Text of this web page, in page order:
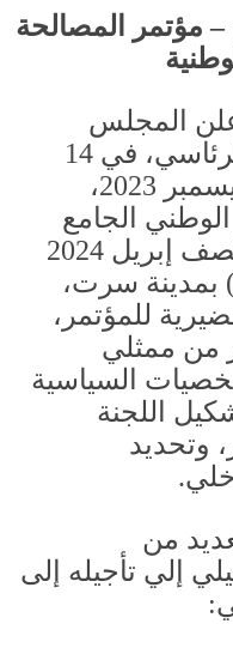
مؤتمر المصالحة
المجلس
في 14
2023،
الجامع
إبريل 2024
بمدينة سرت،
للمؤتمر،
من ممثلي
السياسية
اللجنة
وتحديد
.
من
إلي تأجيله إلى
: